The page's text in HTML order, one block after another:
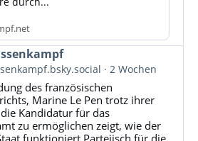
2 Wochen
des französischen
Marine Le Pen trotz ihrer
Kandidatur für das
zu ermöglichen zeigt, wie der
funktioniert.Parteiisch für die